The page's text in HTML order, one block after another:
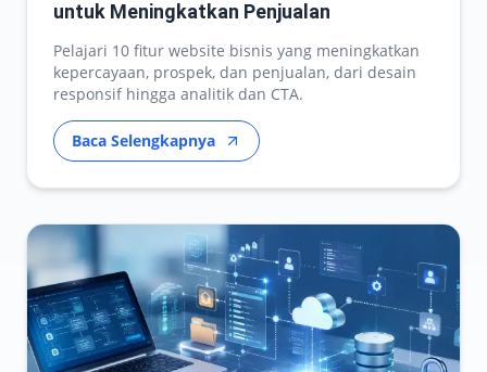
untuk Meningkatkan Penjualan
Pelajari 10 fitur website bisnis yang meningkatkan
kepercayaan, prospek, dan penjualan, dari desain
responsif hingga analitik dan CTA.
Baca Selengkapnya